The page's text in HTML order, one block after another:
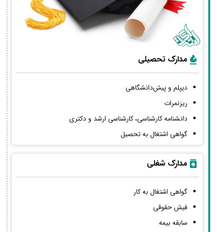
مدارک تحصیلی
دیپلم و پیش‌دانشگاهی
ریزنمرات
دانشنامه کارشناسی، کارشناسی ارشد و دکتری
گواهی اشتغال به تحصیل
مدارک شغلی
گواهی اشتغال به کار
فیش حقوقی
سابقه بیمه